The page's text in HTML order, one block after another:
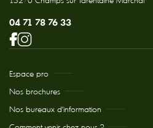
04 71 78 76 33
Espace pro
Nos brochures
Nos bureaux d’information